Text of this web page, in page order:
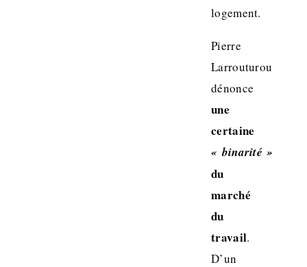
logement.
Pierre
Larrouturou
dénonce
une
certaine
« binarité »
du
marché
du
travail.
D’un